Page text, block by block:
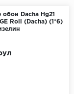
Dacha Hg21
Roll (Dacha) (1*6)